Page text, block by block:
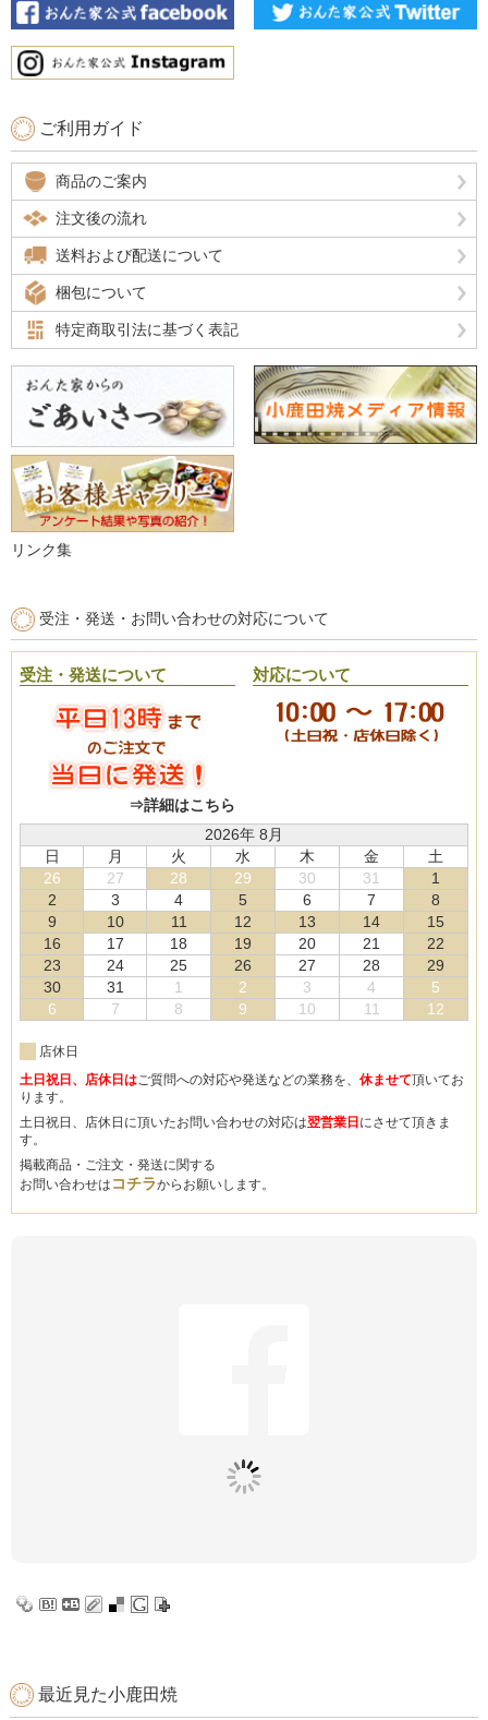
ご利用ガイド
商品のご案内
注文後の流れ
送料および配送について
梱包について
特定商取引法に基づく表記
リンク集
受注・発送・お問い合わせの対応について
受注・発送について
⇒詳細はこちら
対応について
2026年 8月
日
月 火 水 木 金
土
26
27 28 29 30 31
1
2
3 4 5 6 7
8
9
10 11 12 13 14
15
16
17 18 19 20 21
22
23
24 25 26 27 28
29
30
31 1 2 3 4
5
6
7 8 9 10 11 12
店休日
土日祝日、店休日はご質問への対応や発送などの業務を、 休ませて頂いてお
ります。
土日祝日、店休日に頂いたお問い合わせの対応は翌営業日 にさせて頂きま
す。
掲載商品・ご注文・発送に関する
お問い合わせは コチラからお願いします。
最近見た小鹿田焼